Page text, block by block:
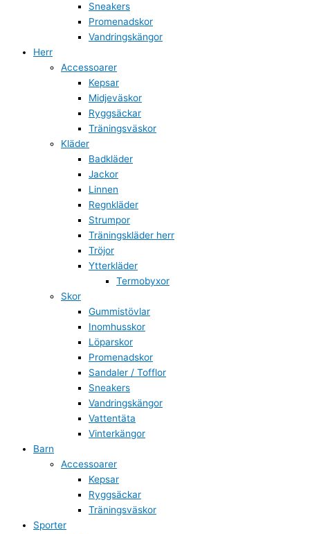
Sneakers
Promenadskor
Vandringskängor
Herr
Accessoarer
Kepsar
Midjeväskor
Ryggsäckar
Träningsväskor
Kläder
Badkläder
Jackor
Linnen
Regnkläder
Strumpor
Träningskläder herr
Tröjor
Ytterkläder
Termobyxor
Skor
Gummistövlar
Inomhusskor
Löparskor
Promenadskor
Sandaler / Tofflor
Sneakers
Vandringskängor
Vattentäta
Vinterkängor
Barn
Accessoarer
Kepsar
Ryggsäckar
Träningsväskor
Sporter